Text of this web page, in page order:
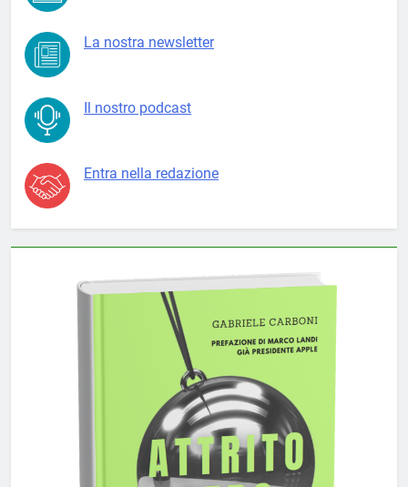
La nostra newsletter
Il nostro podcast
Entra nella redazione